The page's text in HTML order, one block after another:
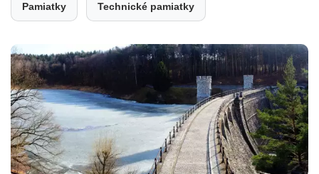
Pamiatky Technické pamiatky